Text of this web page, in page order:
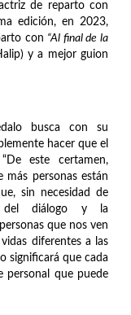
de reparto con
edición, en 2023,
con “Al final de la
y a mejor guion
busca con su
hacer que el
este certamen,
más personas están
sin necesidad de
del diálogo y la
que nos ven
diferentes a las
significará que cada
personal que puede